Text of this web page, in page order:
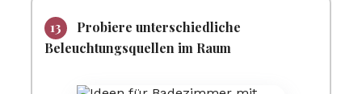
Probiere unterschiedliche
Beleuchtungsquellen im Raum